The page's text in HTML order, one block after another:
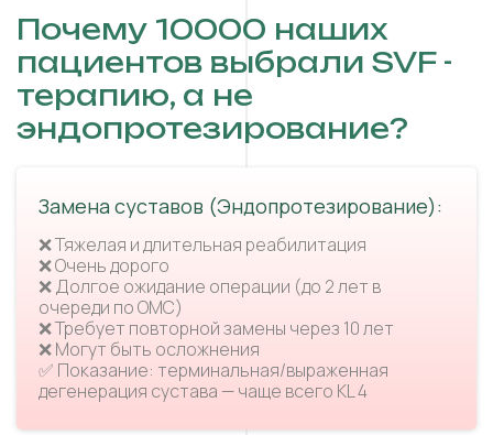
Почему 10000 наших
пациентов выбрали SVF -
терапию, а не
эндопротезирование?
Замена суставов (Эндопротезирование):
❌ Тяжелая и длительная реабилитация
❌ Очень дорого
❌ Долгое ожидание операции (до 2 лет в
очереди по ОМС)
❌ Требует повторной замены через 10 лет
❌ Могут быть осложнения
✅ Показание: терминальная/выраженная
дегенерация сустава — чаще всего KL 4